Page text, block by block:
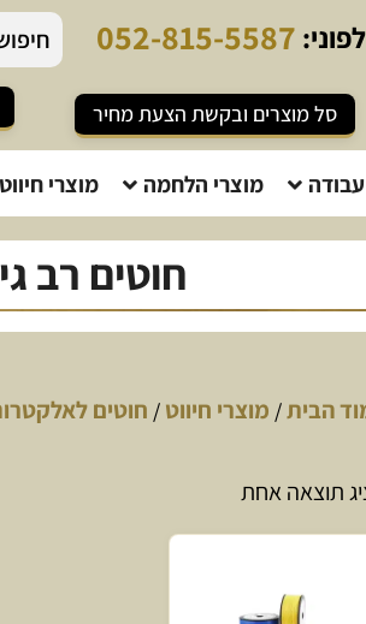
052-815-5587
סל מוצרים ובקשת הצעת מחיר
מוצרי הלחמה מוצרי חיווט
חוטים רב
הבית/ מוצרי חיווט / חוטים
תוצאה אחת